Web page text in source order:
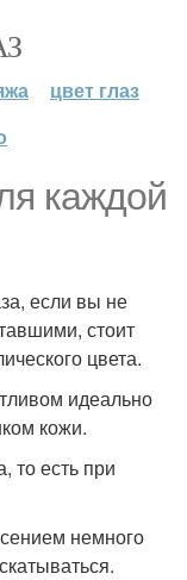
цвет глаз
каждой
если вы не
стоит
цвета.
идеально
кожи.
то есть при
немного